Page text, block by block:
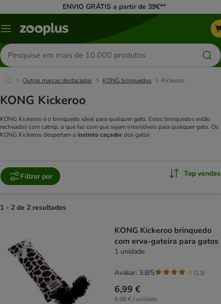
ENVIO GRÁTIS a partir de 39€**
Menu
Pesquisar
produtos
Outras marcas destacadas KONG brinquedos Kickeroo
KONG Kickeroo
KONG Kickeroo é o brinquedo ideal para qualquer gato. Estes brinquedos estão
recheados com catnip, o que faz com que sejam irresistíveis para qualquer gato. Os
KONG Kickeroo despertam o instinto caçadordos gatos
Filtrar por Top vendas
1 - 2 de 2 resultados
KONG Kickeroo brinquedo
com erva-gateira para gatos
1 unidade
6,99 €
6,99 € / unidade
Avaliar: 3.8/5 (13)